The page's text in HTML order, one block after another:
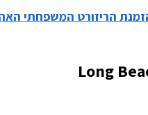
הריזורט המשפחתי
Long